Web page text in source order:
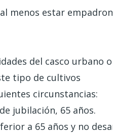
menos estar
del casco urbano
tipo de cultivos
circunstancias:
jubilación, 65 años.
a 65 años y no